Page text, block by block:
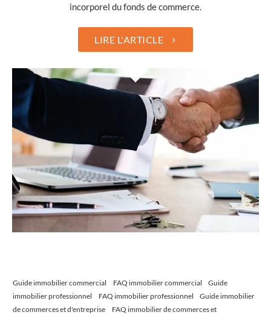
incorporel du fonds de commerce.
LIRE L'ARTICLE ›
Guide immobilier commercial FAQ immobilier commercial
Guide
immobilier professionnel
FAQ immobilier professionnel
Guide immobilier
de commerces et d'entreprise
FAQ immobilier de commerces et